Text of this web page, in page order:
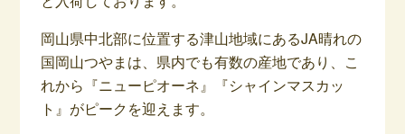
岡山県中北部に位置する津山地域にあるJA晴れの
国岡山つやまは、県内でも有数の産地であり、こ
れから『ニューピオーネ』『シャインマスカッ
ト』がピークを迎えます。